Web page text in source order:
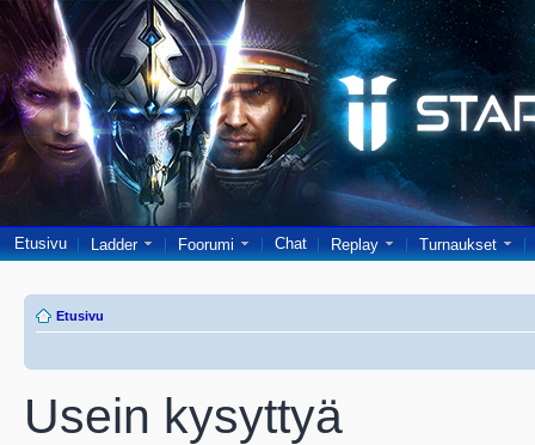
Etusivu Ladder Foorumi Chat Replay Turnaukset
Etusivu
Usein kysyttyä